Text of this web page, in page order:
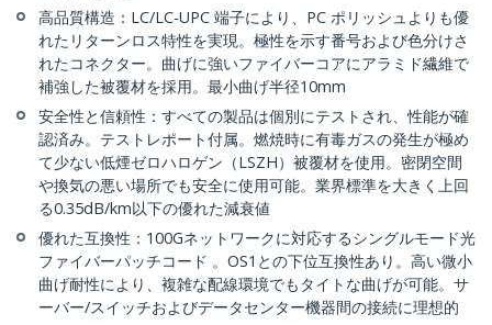
高品質構造：LC/LC-UPC 端子により、PC ポリッシュよりも優
れたリターンロス特性を実現。極性を示す番号および色分けさ
れたコネクター。曲げに強いファイバーコアにアラミド繊維で
補強した被覆材を採用。最小曲げ半径10mm
安全性と信頼性：すべての製品は個別にテストされ、性能が確
認済み。テストレポート付属。燃焼時に有毒ガスの発生が極め
て少ない低煙ゼロハロゲン（LSZH）被覆材を使用。密閉空間
や換気の悪い場所でも安全に使用可能。業界標準を大きく上回
る0.35dB/km以下の優れた減衰値
優れた互換性：100Gネットワークに対応するシングルモード光
ファイバーパッチコード 。OS1との下位互換性あり。高い微小
曲げ耐性により、複雑な配線環境でもタイトな曲げが可能。サ
ーバー/スイッチおよびデータセンター機器間の接続に理想的